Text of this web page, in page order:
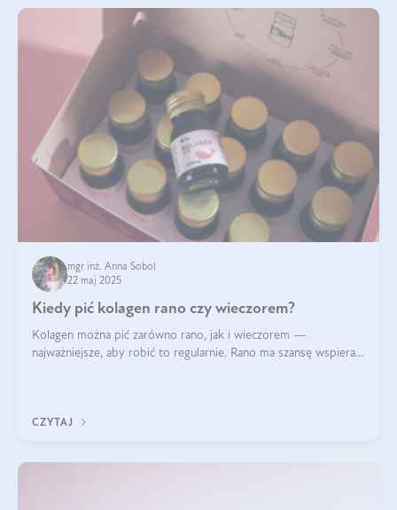
mgr inż. Anna Sobol
22 maj 2025
Kiedy pić kolagen rano czy wieczorem?
Kolagen można pić zarówno rano, jak i wieczorem —
najważniejsze, aby robić to regularnie. Rano ma szansę wspierać
CZYTAJ